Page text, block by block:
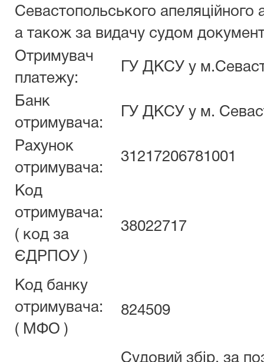
Севастопольського апеляційного
а також за видачу судом
Отримувач
платежу:
ГУ ДКСУ у
Банк
отримувача:
ГУ ДКСУ у м.
Рахунок
отримувача:
31217206781001
Код
отримувача:
( код за
ЄДРПОУ )
38022717
Код банку
отримувача:
( МФО )
824509
Судовий збір, за